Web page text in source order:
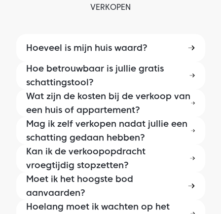
VERKOPEN
Hoeveel is mijn huis waard?
Hoe betrouwbaar is jullie gratis
schattingstool?
Wat zijn de kosten bij de verkoop van
een huis of appartement?
Mag ik zelf verkopen nadat jullie een
schatting gedaan hebben?
Kan ik de verkoopopdracht
vroegtijdig stopzetten?
Moet ik het hoogste bod
aanvaarden?
Hoelang moet ik wachten op het